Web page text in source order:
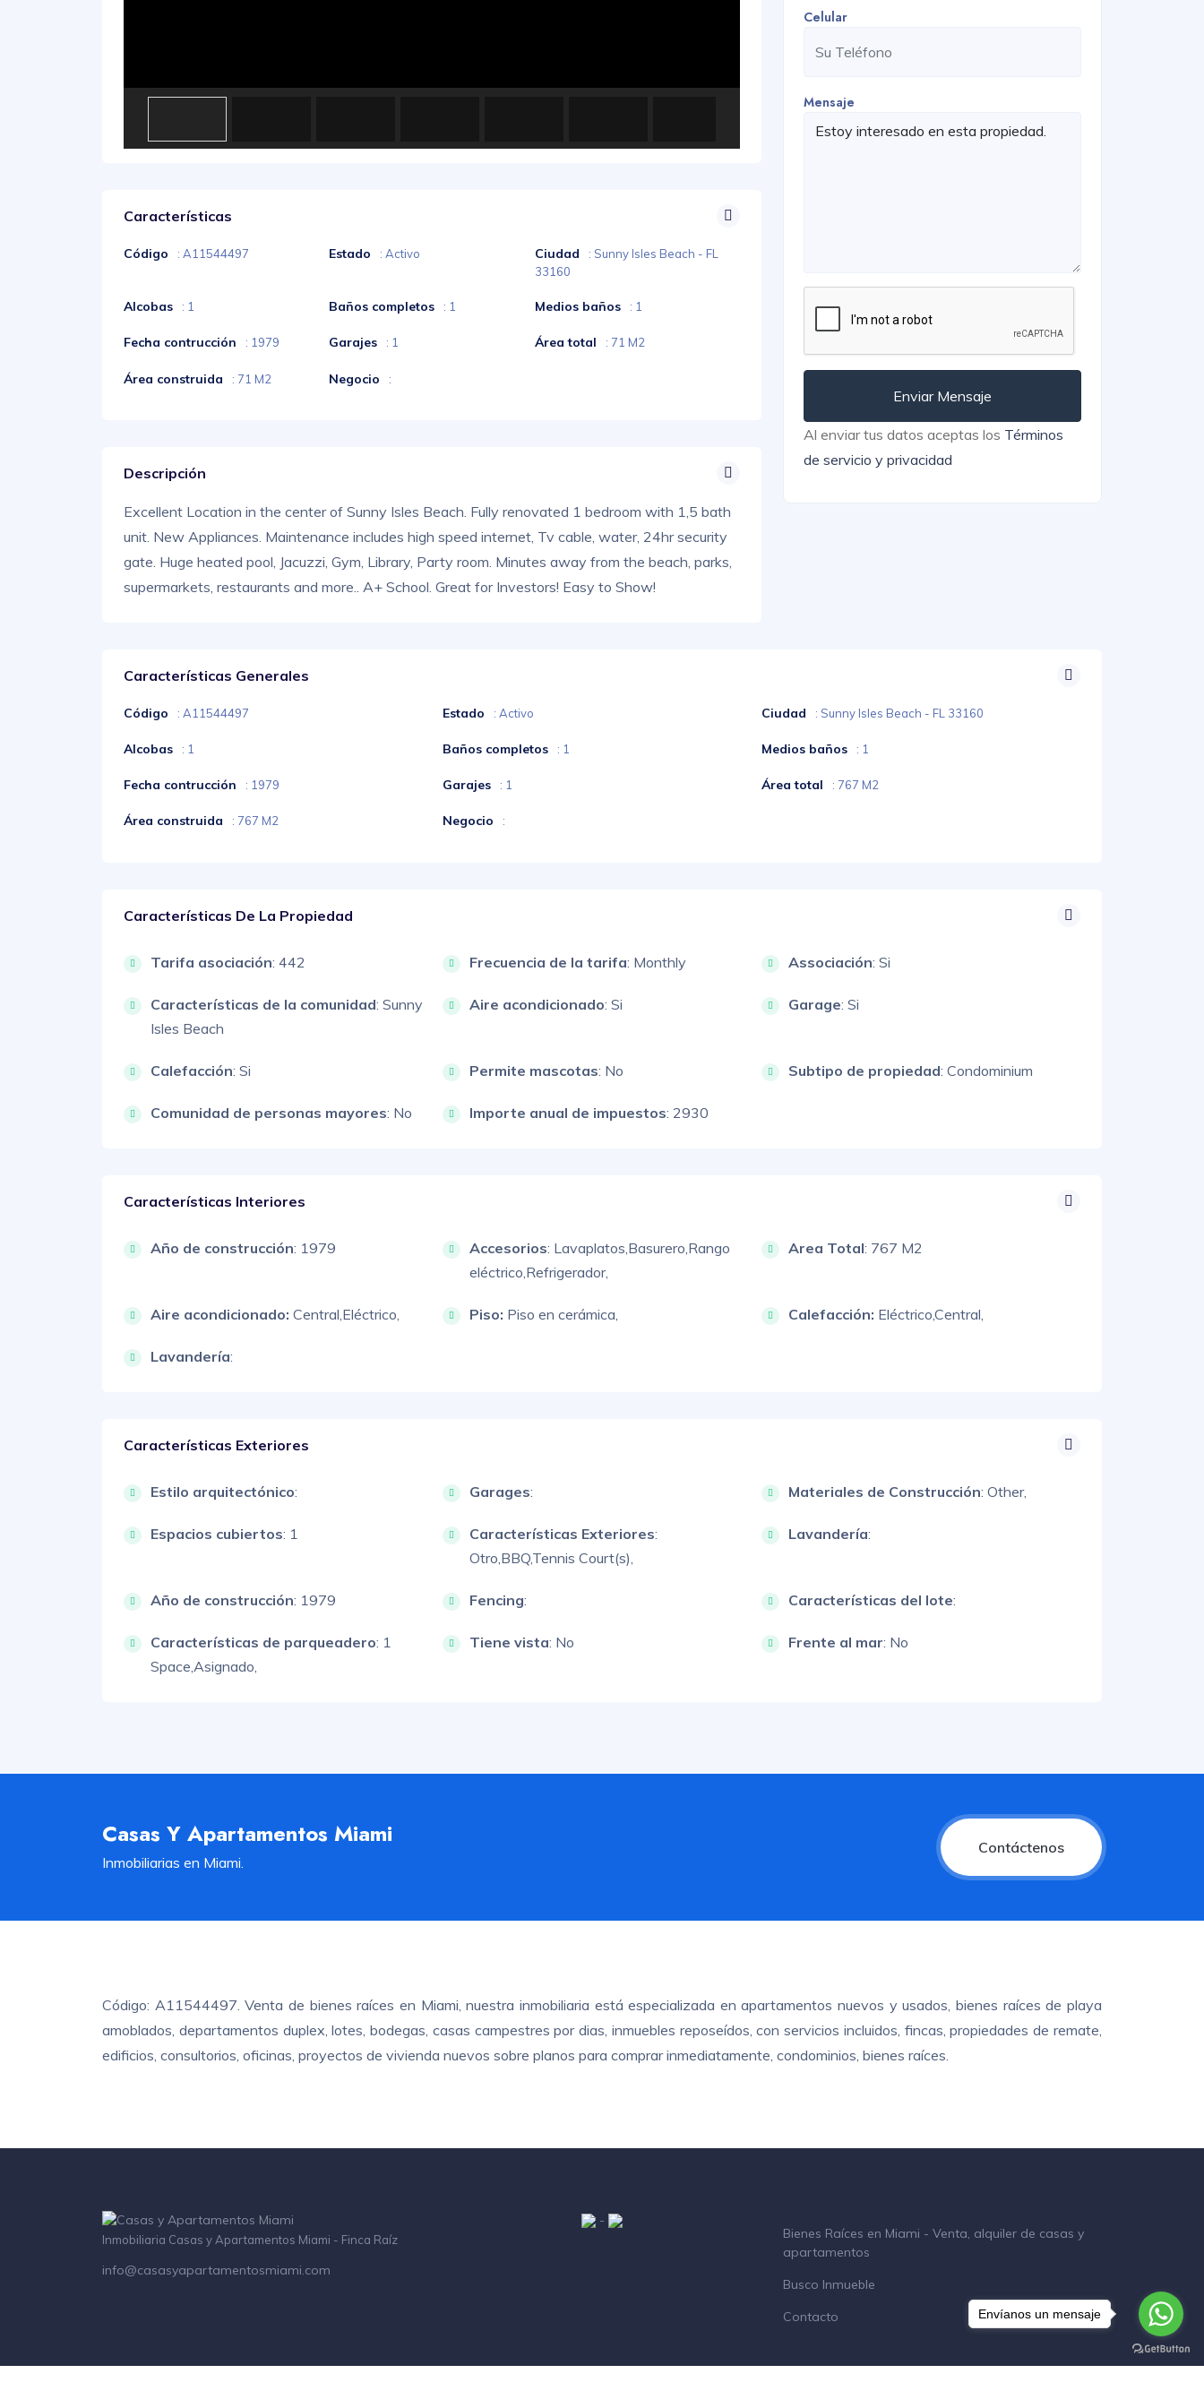
Características
Código : A11544497 Estado : Activo Ciudad
: Sunny Isles Beach - FL
33160
Alcobas : 1 Baños completos : 1 Medios baños : 1
Fecha contrucción : 1979 Garajes : 1 Área total : 71 M2
Área construida : 71 M2 Negocio :
Descripción
Excellent Location in the center of Sunny Isles Beach. Fully renovated 1 bedroom with 1,5 bath
unit. New Appliances. Maintenance includes high speed internet, Tv cable, water, 24hr security
gate. Huge heated pool, Jacuzzi, Gym, Library, Party room. Minutes away from the beach, parks,
supermarkets, restaurants and more.. A+ School. Great for Investors! Easy to Show!
Celular
Mensaje
Enviar Mensaje
Al enviar tus datos aceptas los Términos
de servicio y privacidad
Características Generales
Código : A11544497 Estado : Activo Ciudad : Sunny Isles Beach - FL 33160
Alcobas : 1 Baños completos : 1 Medios baños : 1
Fecha contrucción : 1979 Garajes : 1 Área total : 767 M2
Área construida : 767 M2 Negocio :
Características De La Propiedad
Tarifa asociación: 442 Frecuencia de la tarifa: Monthly Associación: Si
Características de la comunidad: Sunny
Isles Beach
Aire acondicionado: Si Garage: Si
Calefacción: Si Permite mascotas: No Subtipo de propiedad: Condominium
Comunidad de personas mayores: No Importe anual de impuestos: 2930
Características Interiores
Año de construcción: 1979 Accesorios: Lavaplatos, Basurero, Rango
eléctrico, Refrigerador,
Area Total: 767 M2
Aire acondicionado: Central, Eléctrico, Piso: Piso en cerámica, Calefacción: Eléctrico,Central,
Lavandería:
Características Exteriores
Estilo arquitectónico: Garages: Materiales de Construcción: Other,
Espacios cubiertos: 1 Características Exteriores:
Otro, BBQ,Tennis Court(s),
Lavandería:
Año de construcción: 1979 Fencing: Características del lote:
Características de parqueadero: 1
Space, Asignado,
Tiene vista: No Frente al mar: No
Casas Y Apartamentos Miami
Inmobiliarias en Miami.
Contáctenos
Código: A11544497. Venta de bienes raíces en Miami, nuestra inmobiliaria está especializada en apartamentos nuevos y usados, bienes raíces de playa
amoblados, departamentos duplex, lotes, bodegas, casas campestres por dias, inmuebles reposeídos, con servicios incluidos, fincas, propiedades de remate,
edificios, consultorios, oficinas, proyectos de vivienda nuevos sobre planos para comprar inmediatamente, condominios, bienes raíces.
Inmobiliaria Casas y Apartamentos Miami - Finca Raíz
info@casasyapartamentosmiami.com
-
Bienes Raíces en Miami - Venta, alquiler de casas y
apartamentos
Busco Inmueble
Contacto
Envíanos un mensaje